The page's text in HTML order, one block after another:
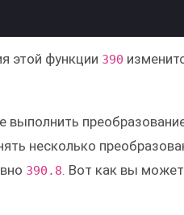
этой функции 390
выполнить
несколько
390.8. Вот как вы